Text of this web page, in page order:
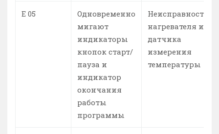
Е 05
Одновременно
мигают
индикаторы
кнопок старт/
пауза и
индикатор
окончания
работы
программы
Неисправность
нагревателя или
датчика
измерения
температуры